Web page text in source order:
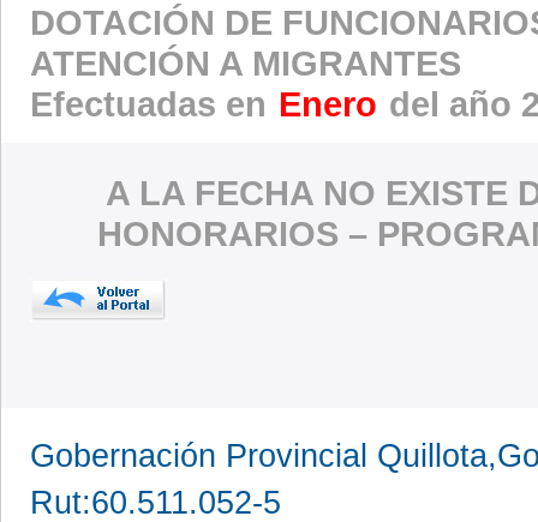
DOTACIÓN DE
ATENCIÓN A MIGRANTES
Efectuadas en Enero del año
A LA FECHA NO EXISTE
HONORARIOS –
Gobernación Provincial
Rut:60.511.052-5